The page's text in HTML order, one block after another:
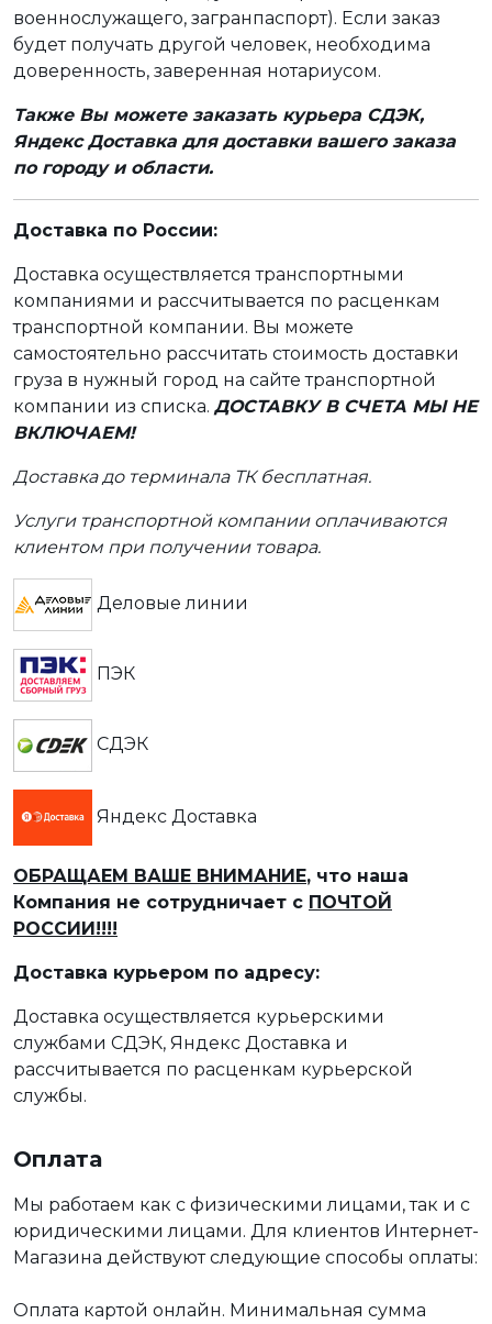
военнослужащего, загранпаспорт). Если заказ
будет получать другой человек, необходима
доверенность, заверенная нотариусом.
Также Вы можете заказать курьера СДЭК,
Яндекс Доставка для доставки вашего заказа
по городу и области.
Доставка по России:
Доставка осуществляется транспортными
компаниями и рассчитывается по расценкам
транспортной компании. Вы можете
самостоятельно рассчитать стоимость доставки
груза в нужный город на сайте транспортной
компании из списка. ДОСТАВКУ В СЧЕТА МЫ НЕ
ВКЛЮЧАЕМ!
Доставка до терминала ТК бесплатная.
Услуги транспортной компании оплачиваются
клиентом при получении товара.
Деловые линии
ПЭК
СДЭК
Яндекс Доставка
ОБРАЩАЕМ ВАШЕ ВНИМАНИЕ, что наша
Компания не сотрудничает с ПОЧТОЙ
РОССИИ!!!!
Доставка курьером по адресу:
Доставка осуществляется курьерскими
службами СДЭК, Яндекс Доставка и
рассчитывается по расценкам курьерской
службы.
Оплата
Мы работаем как с физическими лицами, так и с
юридическими лицами. Для клиентов Интернет-
Магазина действуют следующие способы оплаты:
Оплата картой онлайн. Минимальная сумма